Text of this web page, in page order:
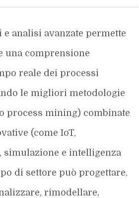
e analisi avanzate permette
una comprensione
reale dei processi
le migliori metodologie
o process mining) combinate
(come IoT,
simulazione e intelligenza
di settore può progettare,
rimodellare,